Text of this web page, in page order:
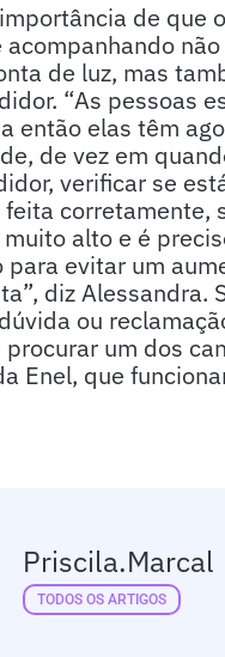
de que
não
de luz, mas
“As pessoas
então elas têm
de vez em
verificar se
corretamente,
alto e é
para evitar um
diz Alessandra.
ou
um dos
Enel, que
Priscila.marcal
TODOS OS ARTIGOS